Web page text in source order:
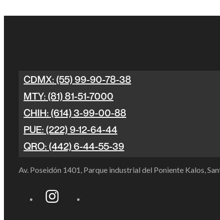
CDMX: (55) 99-90-78-38
MTY: (81) 81-51-7000
CHIH: (614) 3-99-00-88
PUE: (222) 9-12-64-44
QRO: (442) 6-44-55-39
Av. Poseidón 1401, Parque industrial del Poniente Kalos,